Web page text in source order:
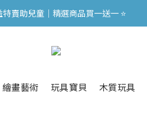
特賣助兒童｜精選商品買一送一 ⭐
免運 🔥 滿 3000 送小象迷你電風扇 ❄️
新品上市．光之巢燕麥飲 買二送一
特賣助兒童｜精選商品買一送一 ⭐
繪畫藝術 玩具寶貝 木質玩具